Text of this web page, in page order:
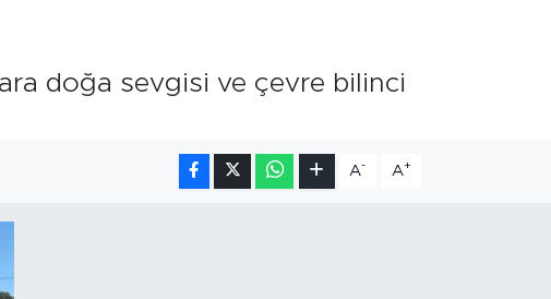
doğa sevgisi ve çevre bilinci
A- A+